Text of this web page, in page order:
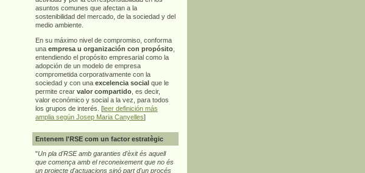
asuntos comunes que afectan a la
sostenibilidad del mercado, de la sociedad y del
medio ambiente.
En su máximo nivel de compromiso, conforma
una empresa u organización con propósito
entendiendo el propósito empresarial como la
adopción de un modelo de empresa
comprometida corporativamente con la
sociedad y con una excelencia social que le
permite crear valor compartido , es decir,
valor económico y social a la vez, para todos
los grupos de interés. [leer definición más
amplia según Josep Maria Canyelles]
Entenem l'RSE com un factor estratègic
"Un pla d'RSE amb garanties d'èxit és aquell
que comença amb el reconeixement que no és
un projecte d'actuacions sinó part d'un procés